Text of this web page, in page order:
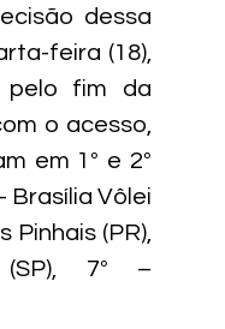
dessa
feira (18),
pelo fim da
o acesso,
em 1º e 2º
Brasília Vôlei
Pinhais (PR),
(SP), 7º –